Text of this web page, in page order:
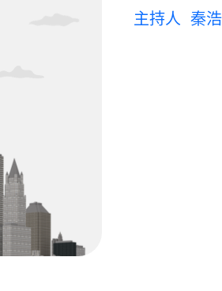
主持人 秦浩